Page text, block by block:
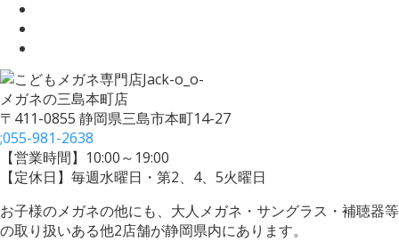
メガネの三島本町店
〒411-0855 静岡県三島市本町14-27
;055-981-2638
【営業時間】10:00～19:00
【定休日】毎週水曜日・第2、4、5火曜日
お子様のメガネの他にも、大人メガネ・サングラス・補聴器等
の取り扱いある他2店舗が静岡県内にあります。